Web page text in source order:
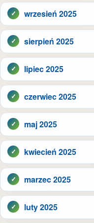
wrzesień 2025
sierpień 2025
lipiec 2025
czerwiec 2025
maj 2025
kwiecień 2025
marzec 2025
luty 2025